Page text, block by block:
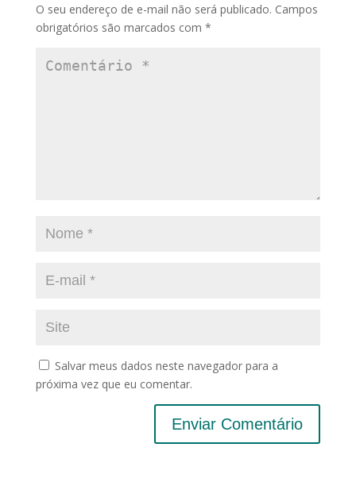
O seu endereço de e-mail não será publicado. Campos
obrigatórios são marcados com *
Salvar meus dados neste navegador para a
próxima vez que eu comentar.